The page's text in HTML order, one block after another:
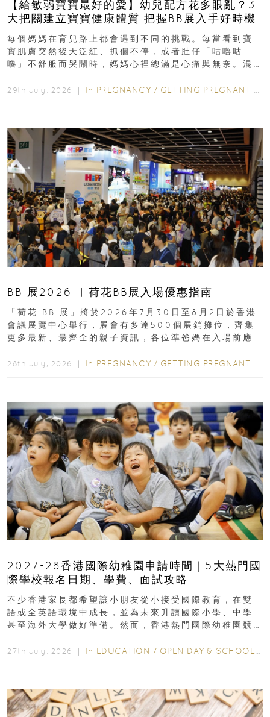
【給敏弱寶寶最好的愛】幼兒配方花多眼亂？3
大把關建立寶寶健康體質 把握BB展入手好時機
每個媽媽在育兒路上都會遇到不同的挑戰。每當看到寶
寶肌膚突然後天泛紅、抓個不停，或者肚仔「咕嚕咕
嚕」不舒服而哭鬧時，媽媽心裡總滿是心痛與無奈。混
29th July, 2026 ｜ In PREGNANCY / GETTING PREGNANT
BB 展2026 ︳荷花BB展入場優惠指南
「荷花 BB 展」將於2026年7月30日至8月2日於香港
會議展覽中心舉行，展會有多達500個展銷攤位，齊集
更多最新、最齊全的親子資訊，各位準爸媽在入場前應
28th July, 2026 ｜ In PREGNANCY / GETTING PREGNANT
2027-28香港國際幼稚園申請時間｜5大熱門國
際學校報名日期、學費、面試攻略
不少香港家長都希望讓小朋友從小接受國際教育，在雙
語或全英語環境中成長，並為未來升讀國際小學、中學
甚至海外大學做好準備。然而，香港熱門國際幼稚園競
27th July, 2026 ｜ In EDUCATION / OPEN DAY & SCHOOL EVENTS